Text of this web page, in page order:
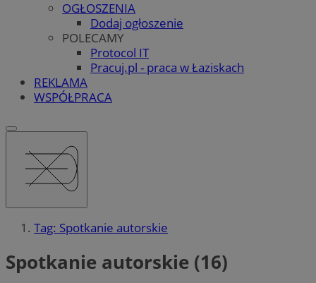
OGŁOSZENIA
Dodaj ogłoszenie
POLECAMY
Protocol IT
Pracuj.pl - praca w Łaziskach
REKLAMA
WSPÓŁPRACA
Tag: Spotkanie autorskie
Spotkanie autorskie (16)